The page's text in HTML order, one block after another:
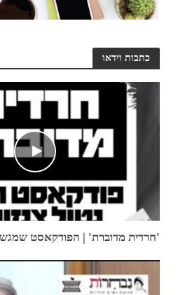
כתבות וידאו
'חרדית מדוברת' | הפודקאסט